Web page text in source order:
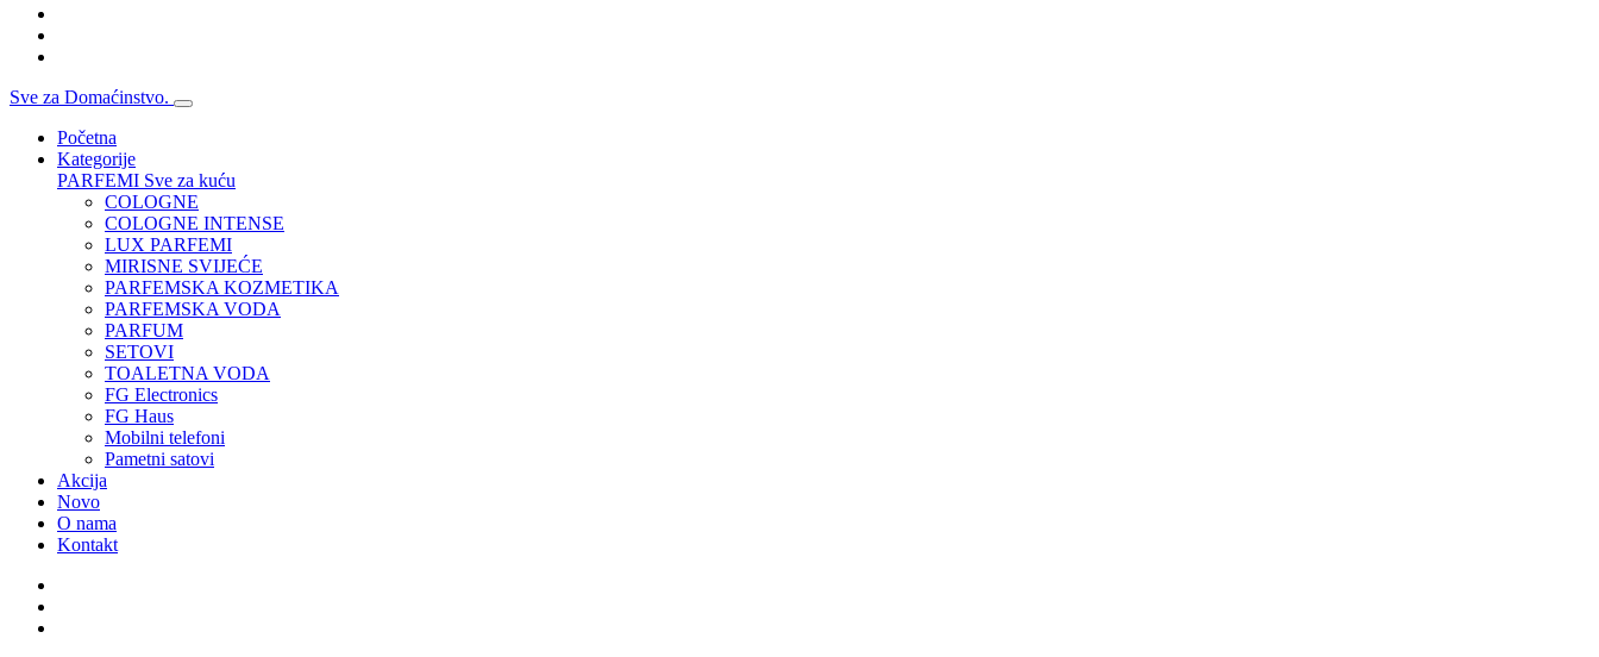
Sve za Domaćinstvo.
Početna
Kategorije
PARFEMI Sve za kuću
COLOGNE
COLOGNE INTENSE
LUX PARFEMI
MIRISNE SVIJEĆE
PARFEMSKA KOZMETIKA
PARFEMSKA VODA
PARFUM
SETOVI
TOALETNA VODA
FG Electronics
FG Haus
Mobilni telefoni
Pametni satovi
Akcija
Novo
O nama
Kontakt